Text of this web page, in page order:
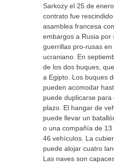
Sarkozy el 25 de
contrato fue
asamblea francesa
embargos a Rusia por
guerrillas pro-rusas
ucraniano. En
de los dos buques,
a Egipto. Los buques
pueden acomodar
puede duplicarse
plazo. El hangar de
puede llevar un
o una compañía de
46 vehículos. La
puede alojar cuatro
Las naves son